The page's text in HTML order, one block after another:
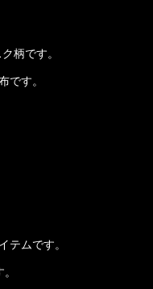
柄です。
です。
テムです。